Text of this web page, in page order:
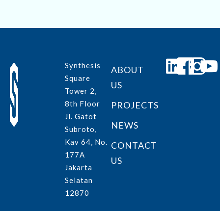
Synthesis
Square
Tower 2,
8th Floor
Jl. Gatot
Subroto,
Kav 64, No.
177A
Jakarta
Selatan
12870
ABOUT
US
PROJECTS
NEWS
CONTACT
US